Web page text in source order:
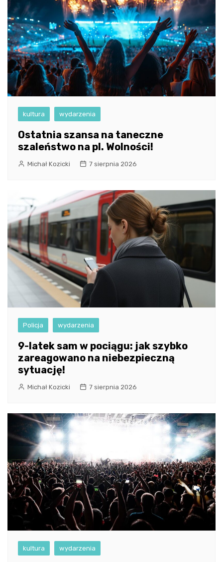
kultura wydarzenia
Ostatnia szansa na taneczne
szaleństwo na pl. Wolności!
Michał Kozicki 7 sierpnia 2026
Policja wydarzenia
9-latek sam w pociągu: jak szybko
zareagowano na niebezpieczną
sytuację!
Michał Kozicki 7 sierpnia 2026
kultura wydarzenia